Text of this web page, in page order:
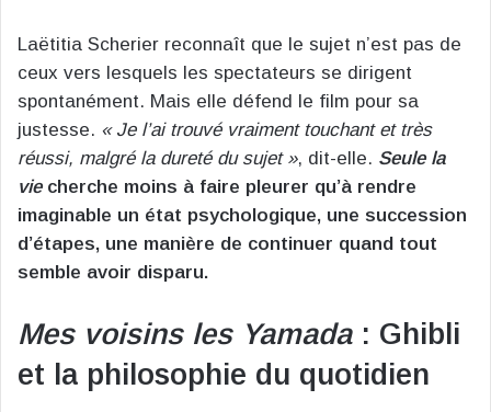
Laëtitia Scherier reconnaît que le sujet n’est pas de
ceux vers lesquels les spectateurs se dirigent
spontanément. Mais elle défend le film pour sa
justesse. « Je l’ai trouvé vraiment touchant et très
réussi, malgré la dureté du sujet », dit-elle. Seule la
viecherche moins à faire pleurer qu’à rendre
imaginable un état psychologique, une succession
d’étapes, une manière de continuer quand tout
semble avoir disparu.
Mes voisins les Yamada: Ghibli
et la philosophie du quotidien